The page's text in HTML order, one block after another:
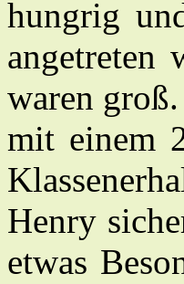
hungrig
angetreten
waren
mit einem
Henry
etwas